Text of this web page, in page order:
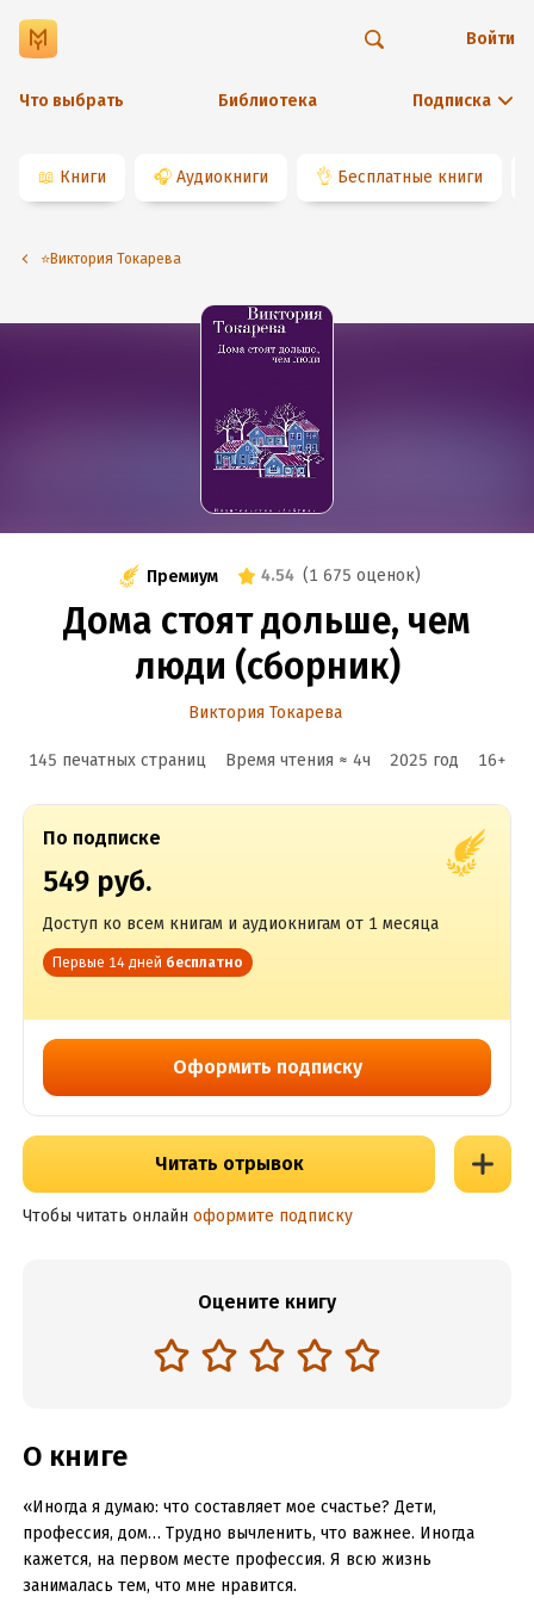
Что выбрать Библиотека Подписка
Войти
📖 Книги 🎧 Аудиокниги 👌 Бесплатные книги
⭐️Виктория Токарева
Премиум 4.54 (1 675 оценок)
Дома стоят дольше, чем
люди (сборник)
Виктория Токарева
145 печатных страниц Время чтения ≈ 4ч 2025 год 16+
По подписке
549 руб.
Доступ ко всем книгам и аудиокнигам от 1 месяца
Первые 14 дней бесплатно
Оформить подписку
Читать отрывок
Чтобы читать онлайн оформите подписку
Оцените книгу
О книге
«Иногда я думаю: что составляет мое счастье? Дети,
профессия, дом… Трудно вычленить, что важнее. Иногда
кажется, на первом месте профессия. Я всю жизнь
занималась тем, что мне нравится.